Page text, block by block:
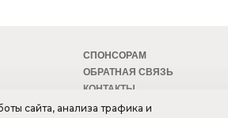
СПОНСОРАМ
ОБРАТНАЯ СВЯЗЬ
КОНТАКТЫ
ТЕХПОДДЕРЖКА
сайта, анализа трафика и